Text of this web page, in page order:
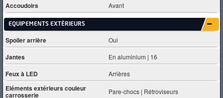
Accoudoirs Avant
EQUIPEMENTS EXTÈRIEURS
Spoiler arrière Oui
Jantes En aluminium | 16
Feux à LED Arrières
Eléments extérieurs couleur
carrosserie Pare-chocs | Rétroviseurs